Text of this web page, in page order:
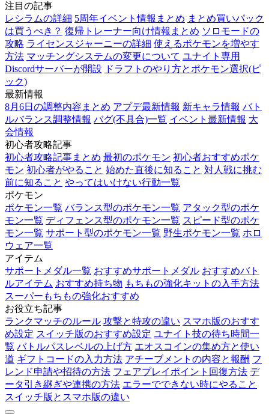
注目の記事
レシラムの詳細 5周年イベント情報まとめ まとめ買いパック
は買うべき？ 復帰トレーナー向け情報まとめ ソロモードの
攻略 ライセンスジャーニーの詳細 使えるポケモンを増やす
方法 マッチングシステムの変更について ユナイト専用
Discordサーバーが開設 ドラフトのやり方とポケモン選択(ピ
ック)
最新情報
8月6日の調整内容まとめ アプデ最新情報 新キャラ情報 バト
ルバランス調整情報 バグ(不具合)一覧 イベント最新情報 大
会情報
初心者攻略記事
初心者攻略記事まとめ 最初のポケモン 初心者おすすめポケ
モン 初心者がやること 始めた直後に知ること 対人戦に挑む
前に知ること やってはいけない行動一覧
ポケモン
ポケモン一覧 バランス型のポケモン一覧 アタック型のポケ
モン一覧 ディフェンス型のポケモン一覧 スピード型のポケ
モン一覧 サポート型のポケモン一覧 野生ポケモン一覧 ホロ
ウェア一覧
アイテム
サポートメダル一覧 おすすめサポートメダル おすすめバト
ルアイテム おすすめ持ち物 もちもの強化キットの入手方法
スーパーもちもの強化おすすめ
お役立ち記事
ランクマッチのルール 攻撃と特攻の違い スマホ版のおすす
め設定 スイッチ版のおすすめ設定 ユナイト技の待ち時間一
覧 バトルパスレベルの上げ方 エオスコインの集め方と使い
道 ギフトコードの入力方法 アチーブメントの内容と報酬 フ
レンド申請や招待の方法 フェアプレイポイント回復方法 デ
ータ引き継ぎや連携の方法 エラーでできない時にやること
スイッチ版とスマホ版の違い